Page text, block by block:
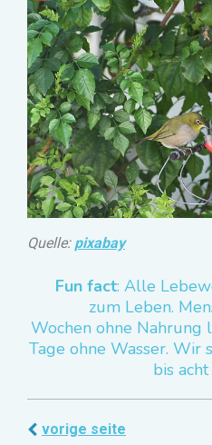
Quelle: pixabay
Fun fact: Alle
zum Leben.
Wochen ohne Nahrung
Tage ohne Wasser. Wir
bis
vorige seite